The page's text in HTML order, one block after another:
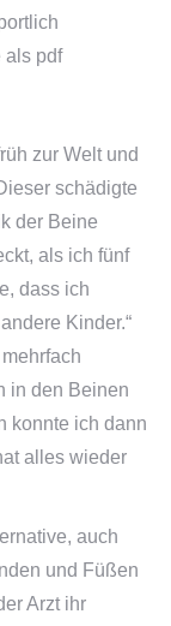
als pdf
zur Welt und
schädigte
der Beine
als ich fünf
dass ich
Kinder.“
in den Beinen
konnte ich dann
alles wieder
auch
und Füßen
Arzt ihr